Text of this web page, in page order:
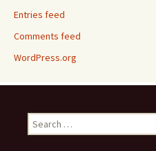
Entries feed
Comments feed
WordPress.org
Search
for: